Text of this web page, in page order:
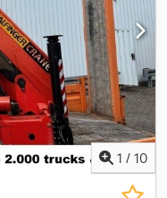
INFORMATIONS SUR
ventes
1 / 10